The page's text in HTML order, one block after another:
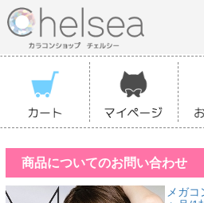
商品についてのお問い合わせ
メガ